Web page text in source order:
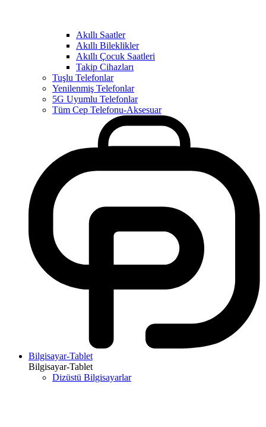
Akıllı Saatler
Akıllı Bileklikler
Akıllı Çocuk Saatleri
Takip Cihazları
Tuşlu Telefonlar
Yenilenmiş Telefonlar
5G Uyumlu Telefonlar
Tüm Cep Telefonu-Aksesuar
Bilgisayar-Tablet
Bilgisayar-Tablet
Dizüstü Bilgisayarlar